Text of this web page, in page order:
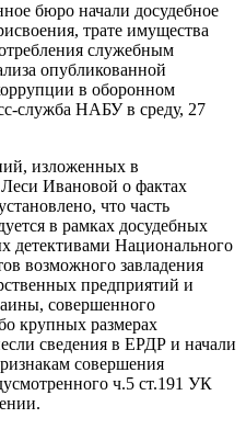
бюро начали досудебное
трате имущества
служебным
опубликованной
в оборонном
служба НАБУ в среду, 27
изложенных в
Ивановой о фактах
что часть
в рамках досудебных
детективами Национального
возможного завладения
предприятий и
совершенного
крупных размерах
сведения в ЕРДР и начали
совершения
ч.5 ст.191 УК